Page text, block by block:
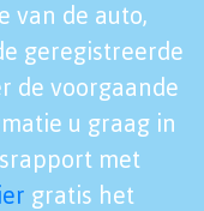
van de auto,
geregistreerde
de voorgaande
u graag in
met
gratis het